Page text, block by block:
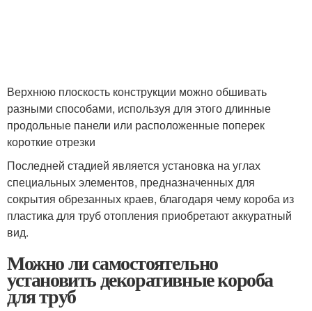
Верхнюю плоскость конструкции можно обшивать
разными способами, используя для этого длинные
продольные панели или расположенные поперек
короткие отрезки
Последней стадией является установка на углах
специальных элементов, предназначенных для
сокрытия обрезанных краев, благодаря чему короба из
пластика для труб отопления приобретают аккуратный
вид.
Можно ли самостоятельно
установить декоративные короба
для труб